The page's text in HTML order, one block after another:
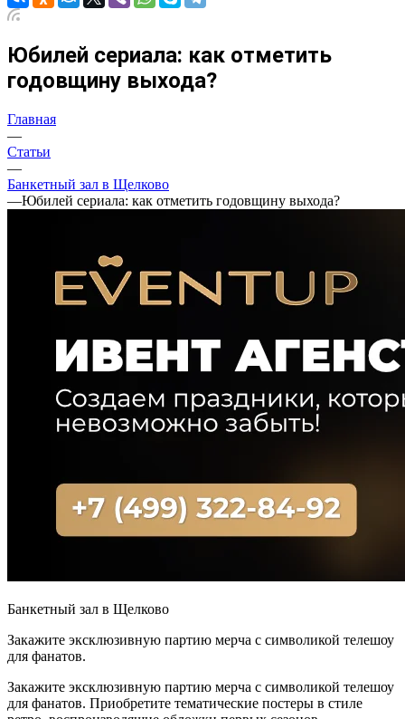
Юбилей сериала: как отметить
годовщину выхода?
Главная
—
Статьи
—
Банкетный зал в Щелково
—Юбилей сериала: как отметить годовщину выхода?
Банкетный зал в Щелково
Закажите эксклюзивную партию мерча с символикой телешоу
для фанатов.
Закажите эксклюзивную партию мерча с символикой телешоу
для фанатов. Приобретите тематические постеры в стиле